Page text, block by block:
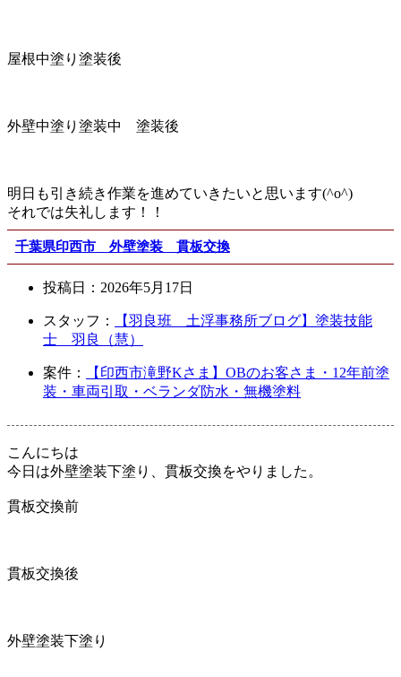
屋根中塗り塗装後
外壁中塗り塗装中 塗装後
明日も引き続き作業を進めていきたいと思います(^o^)
それでは失礼します！！
千葉県印西市 外壁塗装 貫板交換
投稿日： 2026年5月17日
スタッフ：
【羽良班 土浮事務所ブログ】塗装技能
士 羽良（慧）
案件：
【印西市滝野Kさま】OBのお客さま・12年前塗
装・車両引取・ベランダ防水・無機塗料
こんにちは
今日は外壁塗装下塗り、貫板交換をやりました。
貫板交換前
貫板交換後
外壁塗装下塗り